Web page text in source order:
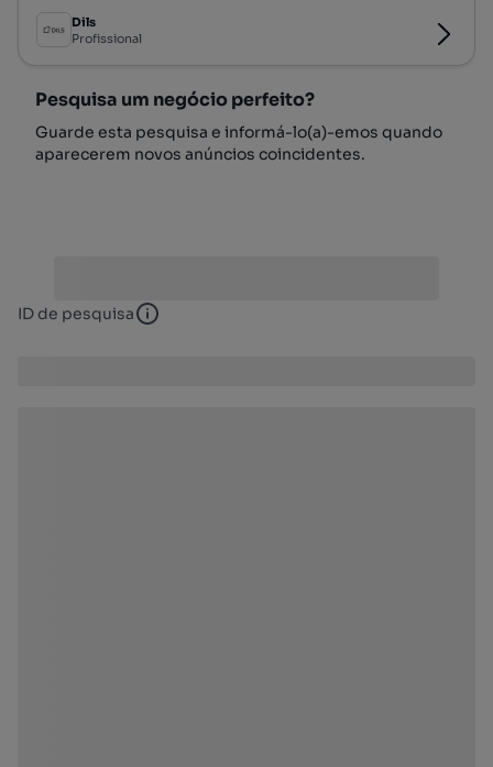
Dils
Profissional
Pesquisa um negócio perfeito?
Guarde esta pesquisa e informá-lo(a)-emos quando
aparecerem novos anúncios coincidentes.
ID de pesquisa ID de pesquisa